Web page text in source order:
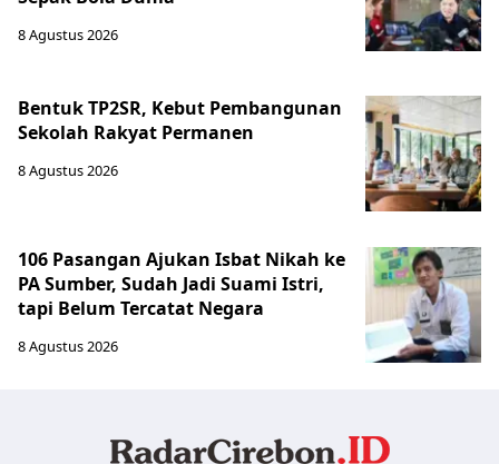
8 Agustus 2026
Bentuk TP2SR, Kebut Pembangunan
Sekolah Rakyat Permanen
8 Agustus 2026
106 Pasangan Ajukan Isbat Nikah ke
PA Sumber, Sudah Jadi Suami Istri,
tapi Belum Tercatat Negara
8 Agustus 2026